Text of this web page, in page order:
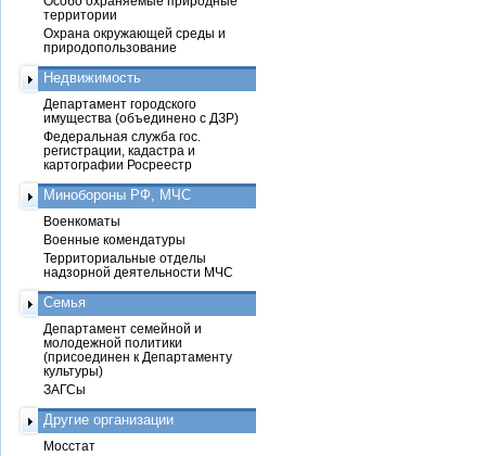
территории
Охрана окружающей среды и
природопользование
Недвижимость
Департамент городского
имущества (объединено с ДЗР)
Федеральная служба гос.
регистрации, кадастра и
картографии Росреестр
Минобороны РФ, МЧС
Военкоматы
Военные комендатуры
Территориальные отделы
надзорной деятельности МЧС
Семья
Департамент семейной и
молодежной политики
(присоединен к Департаменту
культуры)
ЗАГСы
Другие организации
Мосстат